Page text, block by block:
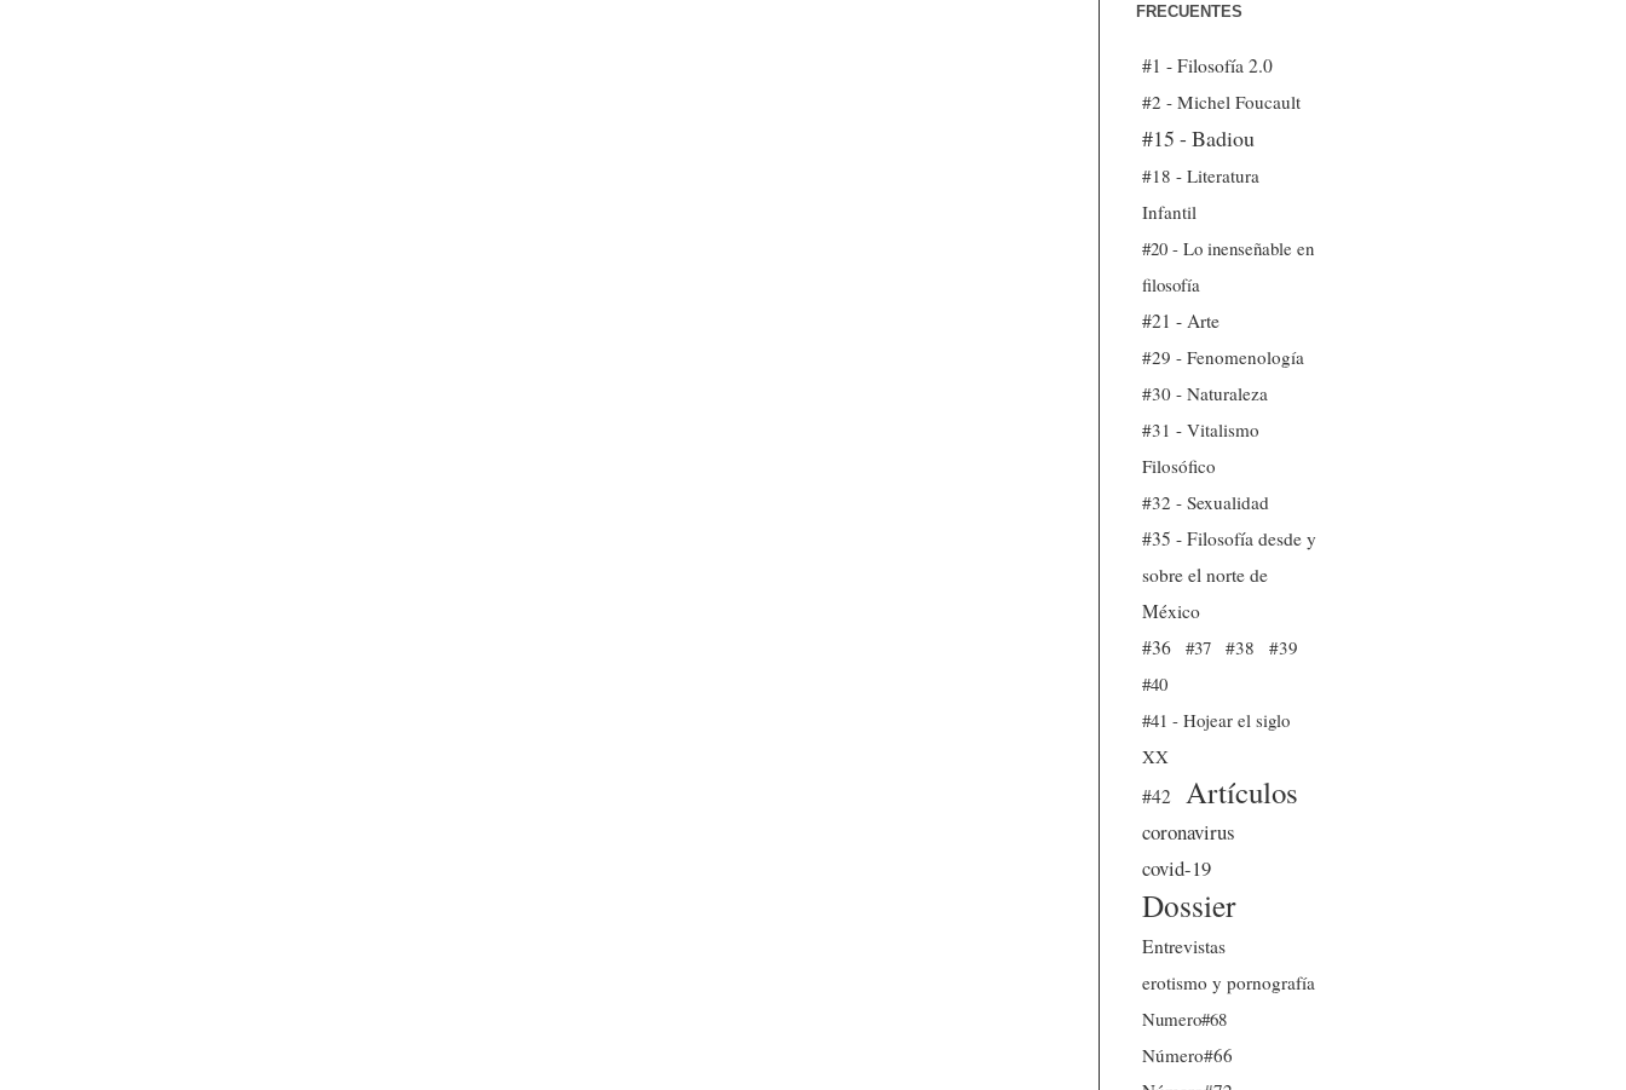
FRECUENTES
#1 - Filosofía 2.0
#2 - Michel Foucault
#15 - Badiou
#18 - Literatura
Infantil
#20 - Lo inenseñable en
filosofía
#21 - Arte
#29 - Fenomenología
#30 - Naturaleza
#31 - Vitalismo
Filosófico
#32 - Sexualidad
#35 - Filosofía desde y
sobre el norte de
México
#36
#37 #38
#39
#40
#41 - Hojear el siglo
XX
#42
Artículos
coronavirus
covid-19
Dossier
Entrevistas
erotismo y pornografía
Numero#68
Número#66